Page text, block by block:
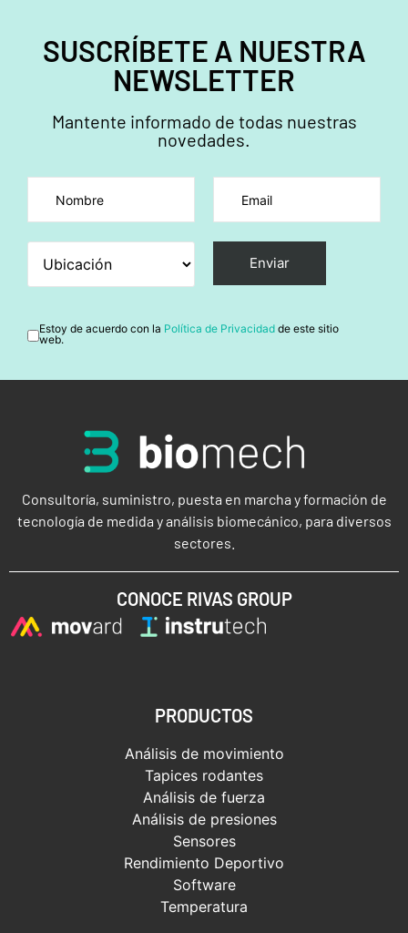
SUSCRÍBETE A NUESTRA
NEWSLETTER
Mantente informado de todas nuestras
novedades.
Por favor, deja este campo vacío.
Estoy de acuerdo con la Política de Privacidad de este sitio
web.
Consultoría, suministro, puesta en marcha y formación de
tecnología de medida y análisis biomecánico, para diversos
sectores.
CONOCE RIVAS GROUP
PRODUCTOS
Análisis de movimiento
Tapices rodantes
Análisis de fuerza
Análisis de presiones
Sensores
Rendimiento Deportivo
Software
Temperatura